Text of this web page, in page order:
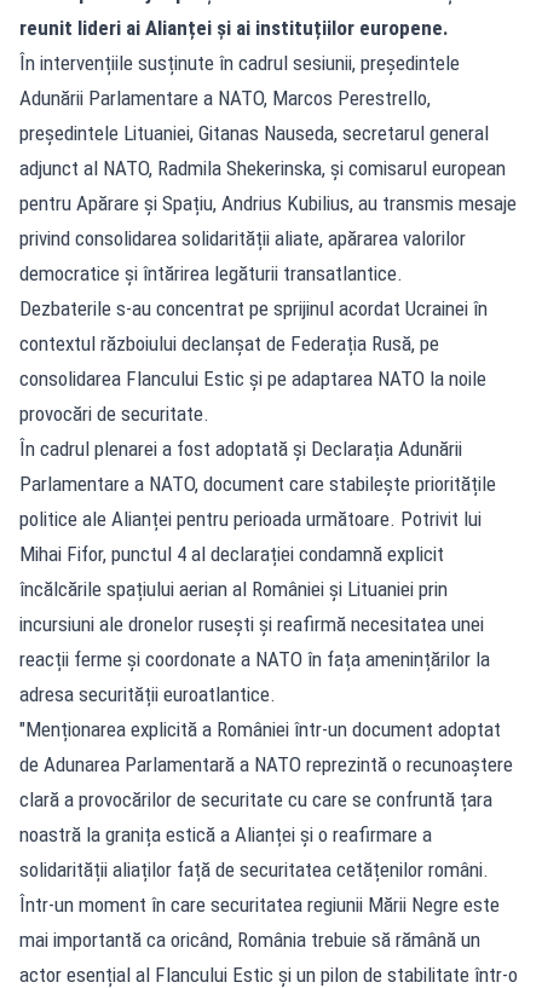
reunit lideri ai Alianței și ai instituțiilor europene.
În intervențiile susținute în cadrul sesiunii, președintele
Adunării Parlamentare a NATO, Marcos Perestrello,
președintele Lituaniei, Gitanas Nauseda, secretarul general
adjunct al NATO, Radmila Shekerinska, și comisarul european
pentru Apărare și Spațiu, Andrius Kubilius, au transmis mesaje
privind consolidarea solidarității aliate, apărarea valorilor
democratice și întărirea legăturii transatlantice.
Dezbaterile s-au concentrat pe sprijinul acordat Ucrainei în
contextul războiului declanșat de Federația Rusă, pe
consolidarea Flancului Estic și pe adaptarea NATO la noile
provocări de securitate.
În cadrul plenarei a fost adoptată și Declarația Adunării
Parlamentare a NATO, document care stabilește prioritățile
politice ale Alianței pentru perioada următoare. Potrivit lui
Mihai Fifor, punctul 4 al declarației condamnă explicit
încălcările spațiului aerian al României și Lituaniei prin
incursiuni ale dronelor rusești și reafirmă necesitatea unei
reacții ferme și coordonate a NATO în fața amenințărilor la
adresa securității euroatlantice.
"Menționarea explicită a României într-un document adoptat
de Adunarea Parlamentară a NATO reprezintă o recunoaștere
clară a provocărilor de securitate cu care se confruntă țara
noastră la granița estică a Alianței și o reafirmare a
solidarității aliaților față de securitatea cetățenilor români.
Într-un moment în care securitatea regiunii Mării Negre este
mai importantă ca oricând, România trebuie să rămână un
actor esențial al Flancului Estic și un pilon de stabilitate într-o